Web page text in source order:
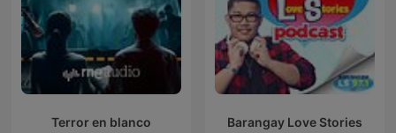
Terror en blanco Barangay Love Stories